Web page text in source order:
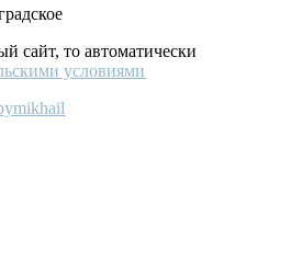
сайт, то автоматически
условиями